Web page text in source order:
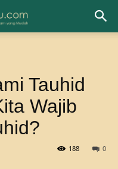
Tauhid
Wajib
0
188